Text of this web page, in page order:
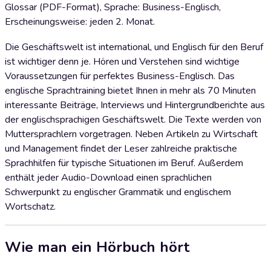
Glossar (PDF-Format), Sprache: Business-Englisch,
Erscheinungsweise: jeden 2. Monat.
Die Geschäftswelt ist international, und Englisch für den Beruf
ist wichtiger denn je. Hören und Verstehen sind wichtige
Voraussetzungen für perfektes Business-Englisch. Das
englische Sprachtraining bietet Ihnen in mehr als 70 Minuten
interessante Beiträge, Interviews und Hintergrundberichte aus
der englischsprachigen Geschäftswelt. Die Texte werden von
Muttersprachlern vorgetragen. Neben Artikeln zu Wirtschaft
und Management findet der Leser zahlreiche praktische
Sprachhilfen für typische Situationen im Beruf. Außerdem
enthält jeder Audio-Download einen sprachlichen
Schwerpunkt zu englischer Grammatik und englischem
Wortschatz.
Wie man ein Hörbuch hört